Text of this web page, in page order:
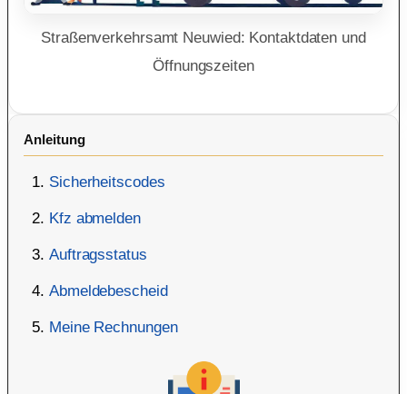
Anleitung
Sicherheitscodes
Kfz abmelden
Auftragsstatus
Abmeldebescheid
Meine Rechnungen
Straßenverkehrsamt Neuwied: Kontaktdaten und
Öffnungszeiten